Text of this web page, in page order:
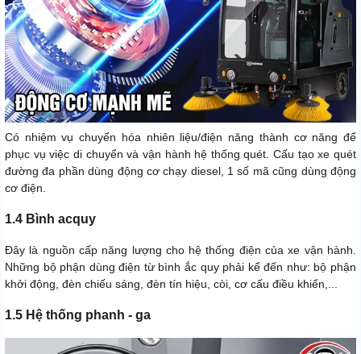
Có nhiệm vụ chuyển hóa nhiên liệu/điện năng thành cơ năng để
phục vụ việc di chuyển và vận hành hệ thống quét. Cấu tạo xe quét
đường đa phần dùng động cơ chạy diesel, 1 số mã cũng dùng động
cơ điện.
1.4 Bình acquy
Đây là nguồn cấp năng lượng cho hệ thống điện của xe vận hành.
Những bộ phận dùng điện từ bình ắc quy phải kể đến như: bộ phận
khởi động, đèn chiếu sáng, đèn tín hiệu, còi, cơ cấu điều khiển,...
1.5 Hệ thống phanh - ga